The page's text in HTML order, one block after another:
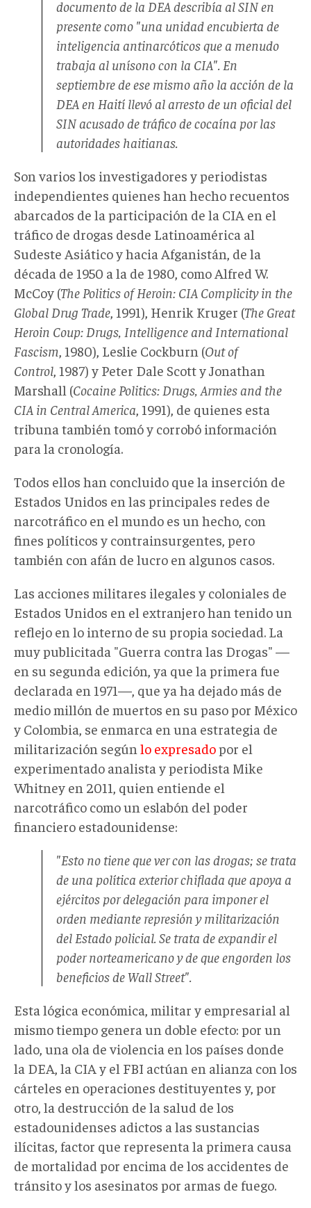
documento de la DEA describía al SIN en
presente como "una unidad encubierta de
inteligencia antinarcóticos que a menudo
trabaja al unísono con la CIA". En
septiembre de ese mismo año la acción de la
DEA en Haití llevó al arresto de un oficial del
SIN acusado de tráfico de cocaína por las
autoridades haitianas.
Son varios los investigadores y periodistas
independientes quienes han hecho recuentos
abarcados de la participación de la CIA en el
tráfico de drogas desde Latinoamérica al
Sudeste Asiático y hacia Afganistán, de la
década de 1950 a la de 1980, como Alfred W.
McCoy (The Politics of Heroin: CIA Complicity in the
Global Drug Trade , 1991), Henrik Kruger (The Great
Heroin Coup: Drugs, Intelligence and International
Fascism , 1980), Leslie Cockburn (Out of
Control , 1987) y Peter Dale Scott y Jonathan
Marshall (Cocaine Politics: Drugs, Armies and the
CIA in Central America , 1991), de quienes esta
tribuna también tomó y corrobó información
para la cronología.
Todos ellos han concluido que la inserción de
Estados Unidos en las principales redes de
narcotráfico en el mundo es un hecho, con
fines políticos y contrainsurgentes, pero
también con afán de lucro en algunos casos.
Las acciones militares ilegales y coloniales de
Estados Unidos en el extranjero han tenido un
reflejo en lo interno de su propia sociedad. La
muy publicitada "Guerra contra las Drogas" —
en su segunda edición, ya que la primera fue
declarada en 1971—, que ya ha dejado más de
medio millón de muertos en su paso por México
y Colombia, se enmarca en una estrategia de
militarización según lo expresadopor el
experimentado analista y periodista Mike
Whitney en 2011, quien entiende el
narcotráfico como un eslabón del poder
financiero estadounidense:
"Esto no tiene que ver con las drogas; se trata
de una política exterior chiflada que apoya a
ejércitos por delegación para imponer el
orden mediante represión y militarización
del Estado policial. Se trata de expandir el
poder norteamericano y de que engorden los
beneficios de Wall Street".
Esta lógica económica, militar y empresarial al
mismo tiempo genera un doble efecto: por un
lado, una ola de violencia en los países donde
la DEA, la CIA y el FBI actúan en alianza con los
cárteles en operaciones destituyentes y, por
otro, la destrucción de la salud de los
estadounidenses adictos a las sustancias
ilícitas, factor que representa la primera causa
de mortalidad por encima de los accidentes de
tránsito y los asesinatos por armas de fuego.